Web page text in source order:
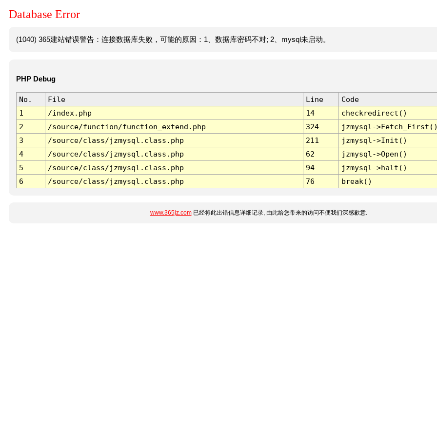
Database Error
(1040) 365建站错误警告：连接数据库失败，可能的原因：1、数据库密码不对; 2、mysql未启动。
PHP Debug
No. File Line
Code
1
/index.php 14
checkredirect()
2
/source/function/function_extend.php 324
jzmysql-
3
/source/class/jzmysql.class.php 211
jzmysql->Init()
4
/source/class/jzmysql.class.php 62
jzmysql->Open()
5
/source/class/jzmysql.class.php 94
jzmysql->halt()
6
/source/class/jzmysql.class.php 76 break()
www.365jz.com已经将此出错信息详细记录, 由此给您带来的访问不便我们深感歉意.